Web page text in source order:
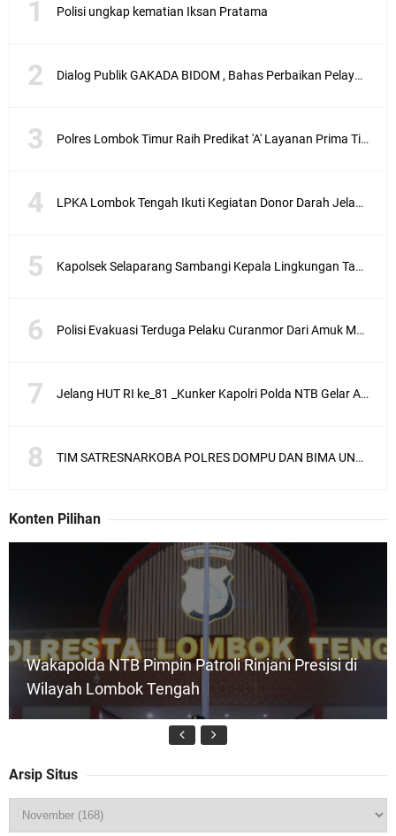
Polisi ungkap kematian Iksan Pratama
Dialog Publik GAKADA BIDOM , Bahas Perbaikan Pelayanan Medis di NTB
Polres Lombok Timur Raih Predikat 'A' Layanan Prima Tingkat Polres Jajaran
LPKA Lombok Tengah Ikuti Kegiatan Donor Darah Jelang HUT RI_ Ke 81
Kapolsek Selaparang Sambangi Kepala Lingkungan Taman Perkuat Sinergitas
Polisi Evakuasi Terduga Pelaku Curanmor Dari Amuk Masa
Jelang HUT RI ke_81 _Kunker Kapolri Polda NTB Gelar Apel Siaga Kamtibmas Serentak
TIM SATRESNARKOBA POLRES DOMPU DAN BIMA UNGKAP KASUS NARKOBA VIA JASA PENGIRIMAN BARANG JNE
Konten Pilihan
Wakapolda NTB Pimpin Patroli Rinjani Presisi di
Wilayah Lombok Tengah
Arsip Situs